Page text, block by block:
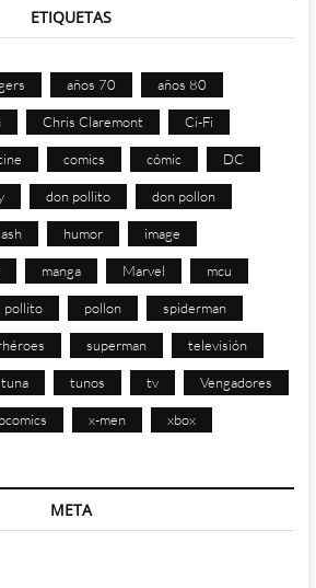
ETIQUETAS
años 70 años 80
Chris Claremont Ci-Fi
comics cómic DC
don pollito don pollon
humor image
manga Marvel mcu
pollito pollon spiderman
superman televisión
tuna tunos tv Vengadores
x-men xbox
META